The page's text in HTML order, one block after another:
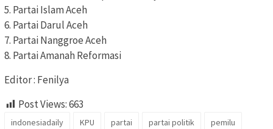
5. Partai Islam Aceh
6. Partai Darul Aceh
7. Partai Nanggroe Aceh
8. Partai Amanah Reformasi
Editor : Fenilya
Post Views:663
indonesiadaily KPU partai partai politik
pemilu